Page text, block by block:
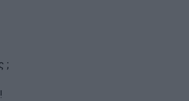
;